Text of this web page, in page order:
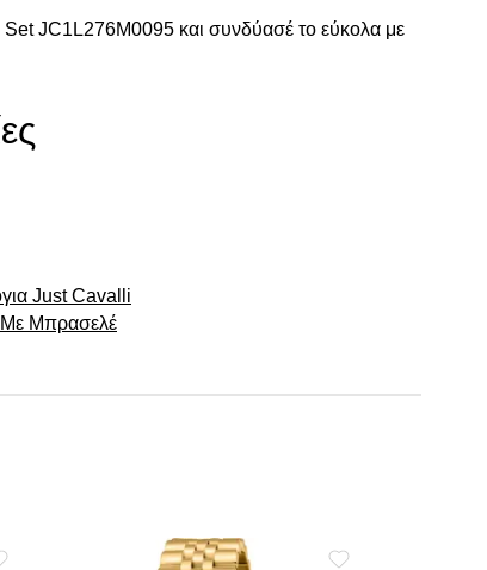
JC1L276M0095 και συνδύασέ το εύκολα με
Just Cavalli
Με Μπρασελέ